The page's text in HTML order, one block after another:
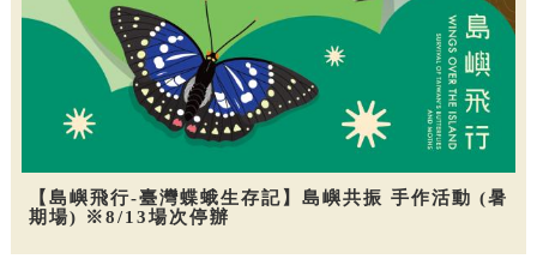
【島嶼飛行-臺灣蝶蛾生存記】島嶼共振 手作活動 (暑
期場) ※8/13場次停辦